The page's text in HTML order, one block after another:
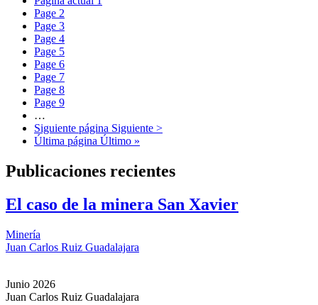
Page 2
Page 3
Page 4
Page 5
Page 6
Page 7
Page 8
Page 9
…
Siguiente página Siguiente >
Última página Último »
Publicaciones recientes
El caso de la minera San Xavier
Minería
Juan Carlos Ruiz Guadalajara
Junio 2026
Juan Carlos Ruiz Guadalajara